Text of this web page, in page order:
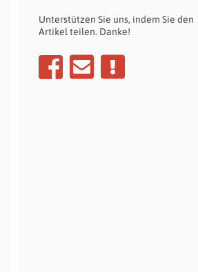
Unterstützen Sie uns, indem Sie den
Artikel teilen. Danke!